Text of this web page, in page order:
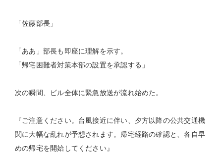
「佐藤部長」
「ああ」部長も即座に理解を示す。
「帰宅困難者対策本部の設置を承認する」
次の瞬間、ビル全体に緊急放送が流れ始めた。
『ご注意ください。台風接近に伴い、夕方以降の公共交通機
関に大幅な乱れが予想されます。帰宅経路の確認と、各自早
めの帰宅を開始してください』